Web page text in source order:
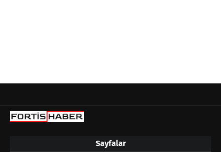
Sayfalar